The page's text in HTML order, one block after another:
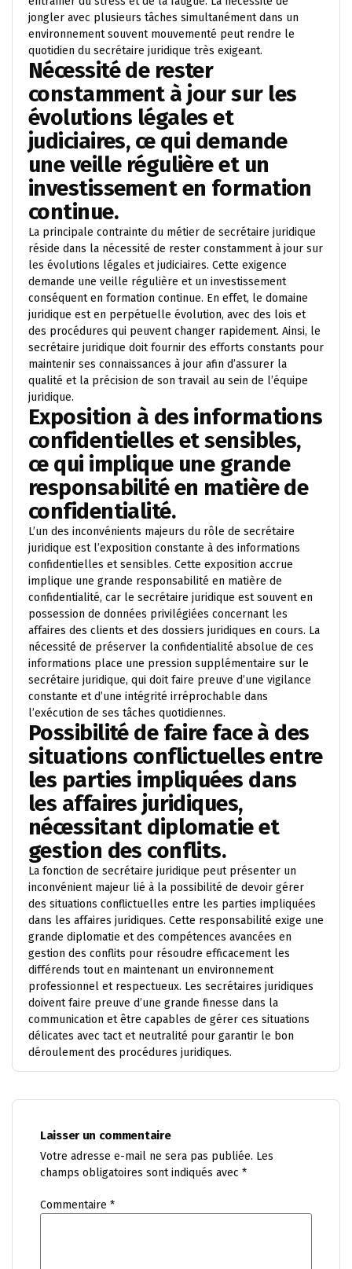
jongler avec plusieurs tâches simultanément dans un
environnement souvent mouvementé peut rendre le
quotidien du secrétaire juridique très exigeant.
Nécessité de rester
constamment à jour sur les
évolutions légales et
judiciaires, ce qui demande
une veille régulière et un
investissement en formation
continue.
La principale contrainte du métier de secrétaire juridique
réside dans la nécessité de rester constamment à jour sur
les évolutions légales et judiciaires. Cette exigence
demande une veille régulière et un investissement
conséquent en formation continue. En effet, le domaine
juridique est en perpétuelle évolution, avec des lois et
des procédures qui peuvent changer rapidement. Ainsi, le
secrétaire juridique doit fournir des efforts constants pour
maintenir ses connaissances à jour afin d’assurer la
qualité et la précision de son travail au sein de l’équipe
juridique.
Exposition à des informations
confidentielles et sensibles,
ce qui implique une grande
responsabilité en matière de
confidentialité.
L’un des inconvénients majeurs du rôle de secrétaire
juridique est l’exposition constante à des informations
confidentielles et sensibles. Cette exposition accrue
implique une grande responsabilité en matière de
confidentialité, car le secrétaire juridique est souvent en
possession de données privilégiées concernant les
affaires des clients et des dossiers juridiques en cours. La
nécessité de préserver la confidentialité absolue de ces
informations place une pression supplémentaire sur le
secrétaire juridique, qui doit faire preuve d’une vigilance
constante et d’une intégrité irréprochable dans
l’exécution de ses tâches quotidiennes.
Possibilité de faire face à des
situations conflictuelles entre
les parties impliquées dans
les affaires juridiques,
nécessitant diplomatie et
gestion des conflits.
La fonction de secrétaire juridique peut présenter un
inconvénient majeur lié à la possibilité de devoir gérer
des situations conflictuelles entre les parties impliquées
dans les affaires juridiques. Cette responsabilité exige une
grande diplomatie et des compétences avancées en
gestion des conflits pour résoudre efficacement les
différends tout en maintenant un environnement
professionnel et respectueux. Les secrétaires juridiques
doivent faire preuve d’une grande finesse dans la
communication et être capables de gérer ces situations
délicates avec tact et neutralité pour garantir le bon
déroulement des procédures juridiques.
Laisser un commentaire
Votre adresse e-mail ne sera pas publiée. Les
champs obligatoires sont indiqués avec *
Commentaire *